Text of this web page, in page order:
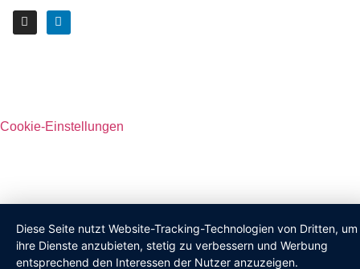
Cookie-Einstellungen
Diese Seite nutzt Website-Tracking-Technologien von Dritten, um
ihre Dienste anzubieten, stetig zu verbessern und Werbung
entsprechend den Interessen der Nutzer anzuzeigen.